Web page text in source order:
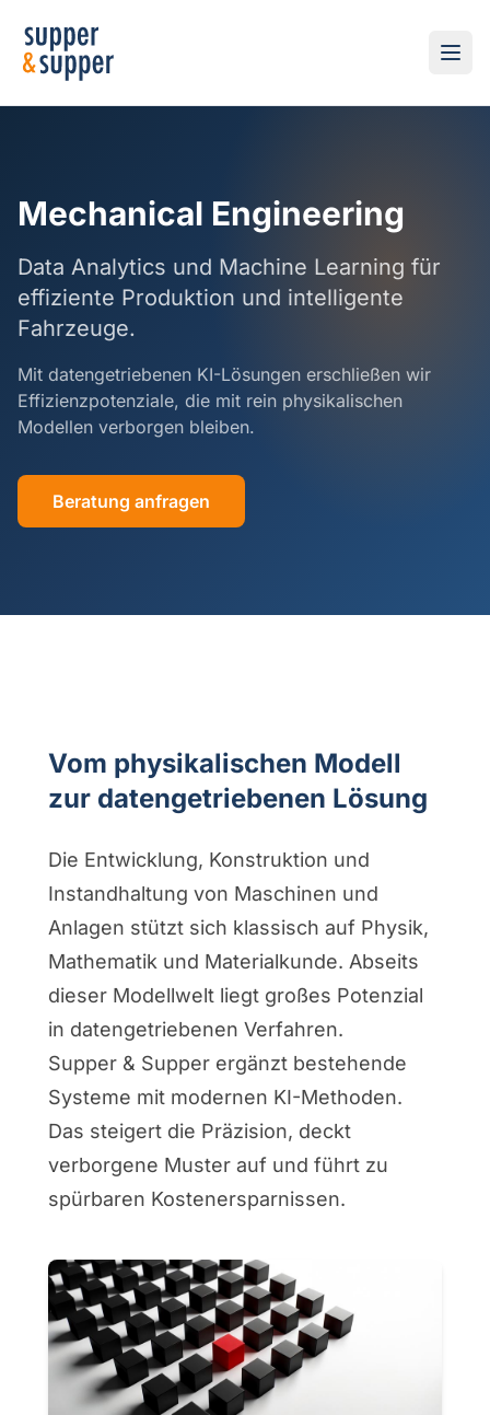
Mechanical Engineering
Data Analytics und Machine Learning für
effiziente Produktion und intelligente
Fahrzeuge.
Mit datengetriebenen KI-Lösungen erschließen wir
Effizienzpotenziale, die mit rein physikalischen
Modellen verborgen bleiben.
Beratung anfragen
Vom physikalischen Modell
zur datengetriebenen Lösung
Die Entwicklung, Konstruktion und
Instandhaltung von Maschinen und
Anlagen stützt sich klassisch auf Physik,
Mathematik und Materialkunde. Abseits
dieser Modellwelt liegt großes Potenzial
in datengetriebenen Verfahren.
Supper & Supper ergänzt bestehende
Systeme mit modernen KI-Methoden.
Das steigert die Präzision, deckt
verborgene Muster auf und führt zu
spürbaren Kostenersparnissen.